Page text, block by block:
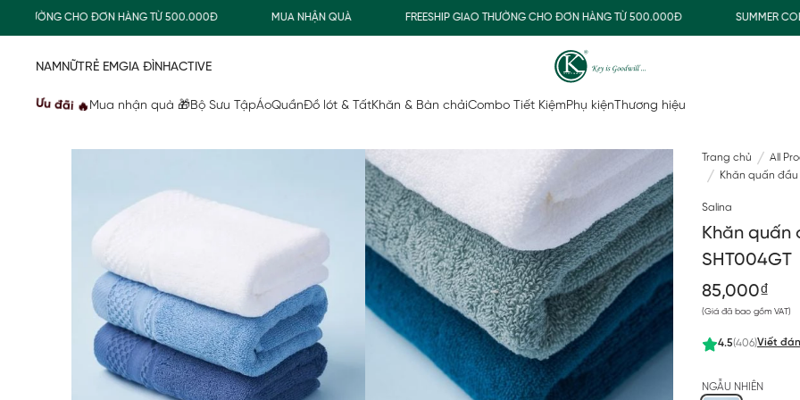
CHO ĐƠN HÀNG TỪ 500.000Đ MUA NHẬN QUÀ FREESHIP GIAO THƯỜNG CHO ĐƠN HÀNG TỪ 500.000Đ SUMMER
NAMNỮTRẺ EMGIA ĐÌNHACTIVE
Ưu đãi 🔥 Mua nhận quà 🎁Bộ Sưu TậpÁoQuầnĐồ lót & TấtKhăn & Bàn chảiCombo Tiết KiệmPhụ kiện Thương hiệu
Trang chủ
All
Khăn quấn đầu
Salina
Khăn quấn
SHT004GT
85,000₫
(Giá đã bao gồm VAT)
4.5(406)Viết
NGẪU NHIÊN